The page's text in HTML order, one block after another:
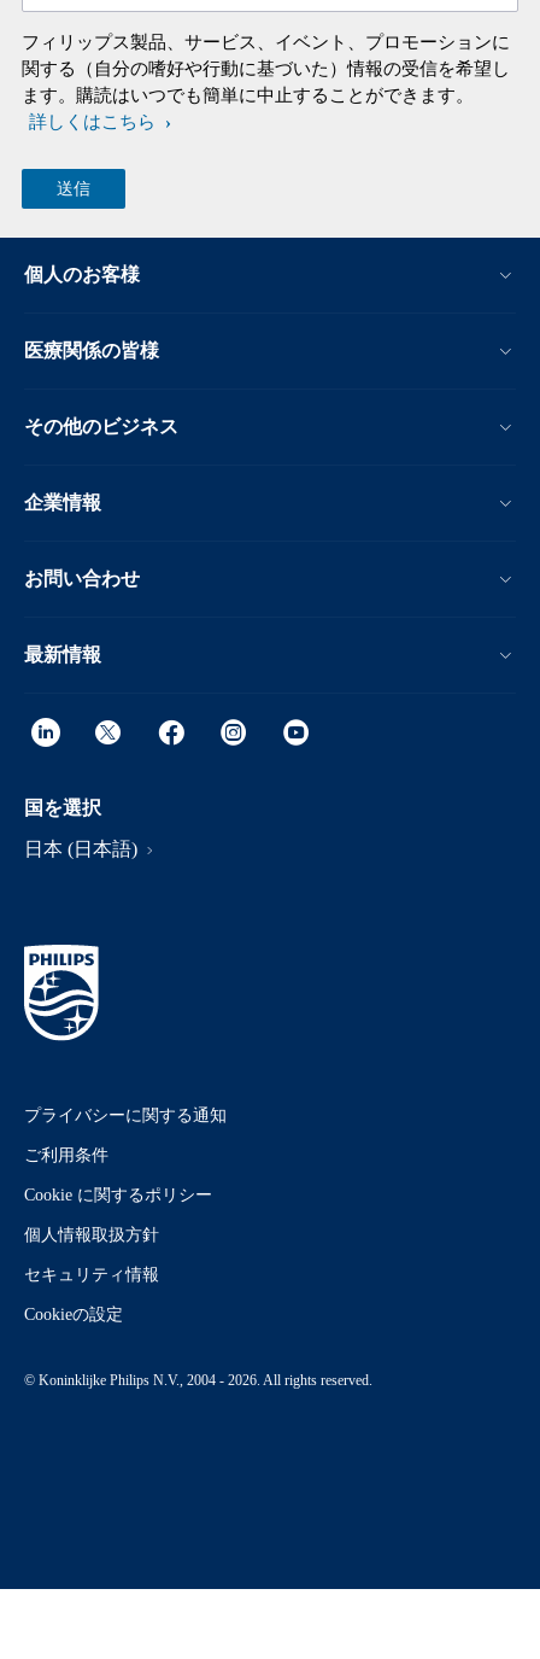
フィリップス製品、サービス、イベント、プロモーションに
関する（自分の嗜好や行動に基づいた）情報の受信を希望し
ます。購読はいつでも簡単に中止することができます。
詳しくはこちら
個人のお客様
医療関係の皆様
その他のビジネス
企業情報
お問い合わせ
最新情報
国を選択
日本 (日本語)
プライバシーに関する通知
ご利用条件
Cookie に関するポリシー
個人情報取扱方針
セキュリティ情報
Cookieの設定
© Koninklijke Philips N.V., 2004 - 2026. All rights reserved.